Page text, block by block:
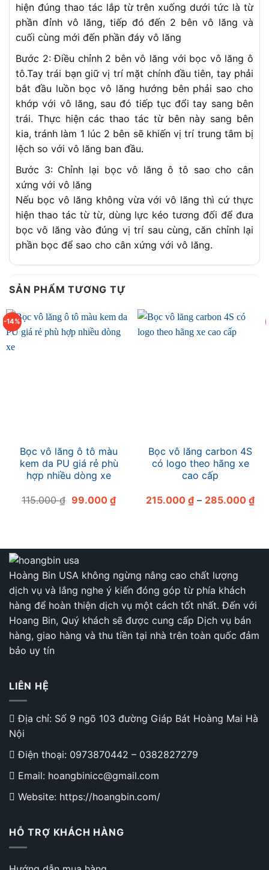
hiện đúng thao tác lắp từ trên xuống dưới tức là từ
phần đỉnh vô lăng, tiếp đó đến 2 bên vô lăng và
cuối cùng mới đến phần đáy vô lăng
Bước 2: Điều chỉnh 2 bên vô lăng với bọc vô lăng ô
tô.Tay trái bạn giữ vị trí mặt chính đầu tiên, tay phải
bắt đầu luồn bọc vô lăng hướng bên phải sao cho
khớp với vô lăng, sau đó tiếp tục đổi tay sang bên
trái. Thực hiện các thao tác từ bên này sang bên
kia, tránh làm 1 lúc 2 bên sẽ khiến vị trí trung tâm bị
lệch so với vô lăng ban đầu.
Bước 3: Chỉnh lại bọc vô lăng ô tô sao cho cân
xứng với vô lăng
Nếu bọc vô lăng không vừa với vô lăng thì cứ thực
hiện thao tác từ từ, dùng lực kéo tương đối để đưa
bọc vô lăng vào đúng vị trí sau cùng, căn chỉnh lại
phần bọc để sao cho cân xứng với vô lăng.
SẢN PHẨM TƯƠNG TỰ
-14%
Bọc vô lăng ô tô màu
kem da PU giá rẻ phù
hợp nhiều dòng xe
115.000₫ Giá
99.000 ₫Giá
hiện
Bọc vô lăng carbon 4S
có logo theo hãng xe
cao cấp
215.000 ₫ – 285.000 ₫
Hoàng Bin USA không ngừng nâng cao chất lượng
dịch vụ và lắng nghe ý kiến đóng góp từ phía khách
hàng để hoàn thiện dịch vụ một cách tốt nhất. Đến với
Hoang Bin, Quý khách sẽ được cung cấp Dịch vụ bán
hàng, giao hàng và thu tiền tại nhà trên toàn quốc đảm
bảo uy tín
LIÊN HỆ
Địa chỉ: Số 9 ngõ 103 đường Giáp Bát Hoàng Mai Hà
Nội
Điện thoại: 0973870442 – 0382827279
Email: hoangbinicc@gmail.com
Website: https://hoangbin.com/
HỖ TRỢ KHÁCH HÀNG